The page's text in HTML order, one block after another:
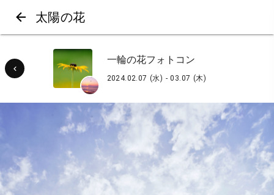
太陽の花
一輪の花フォトコン
2024.02.07 (水) - 03.07 (木)